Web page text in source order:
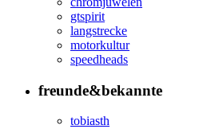
gtspirit
langstrecke
motorkultur
speedheads
freunde&bekannte
tobiasth